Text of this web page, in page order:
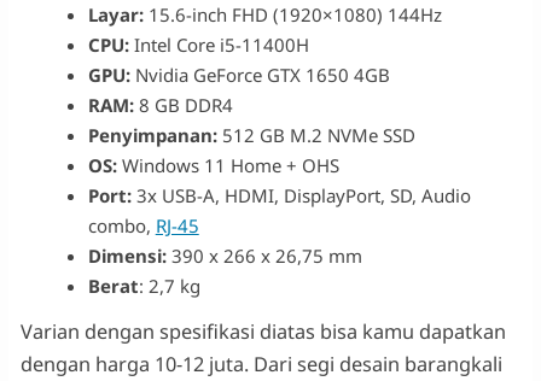
Layar: 15.6-inch FHD (1920×1080) 144Hz
CPU: Intel Core i5-11400H
GPU: Nvidia GeForce GTX 1650 4GB
RAM: 8 GB DDR4
Penyimpanan: 512 GB M.2 NVMe SSD
OS:Windows 11 Home + OHS
Port: 3x USB-A, HDMI, DisplayPort, SD, Audio
combo, RJ-45
Dimensi:390 x 266 x 26,75 mm
Berat: 2,7 kg
Varian dengan spesifikasi diatas bisa kamu dapatkan
dengan harga 10-12 juta. Dari segi desain barangkali